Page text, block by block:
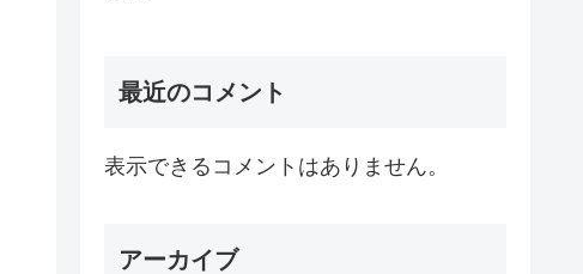
最近のコメント
表示できるコメントはありません。
アーカイブ